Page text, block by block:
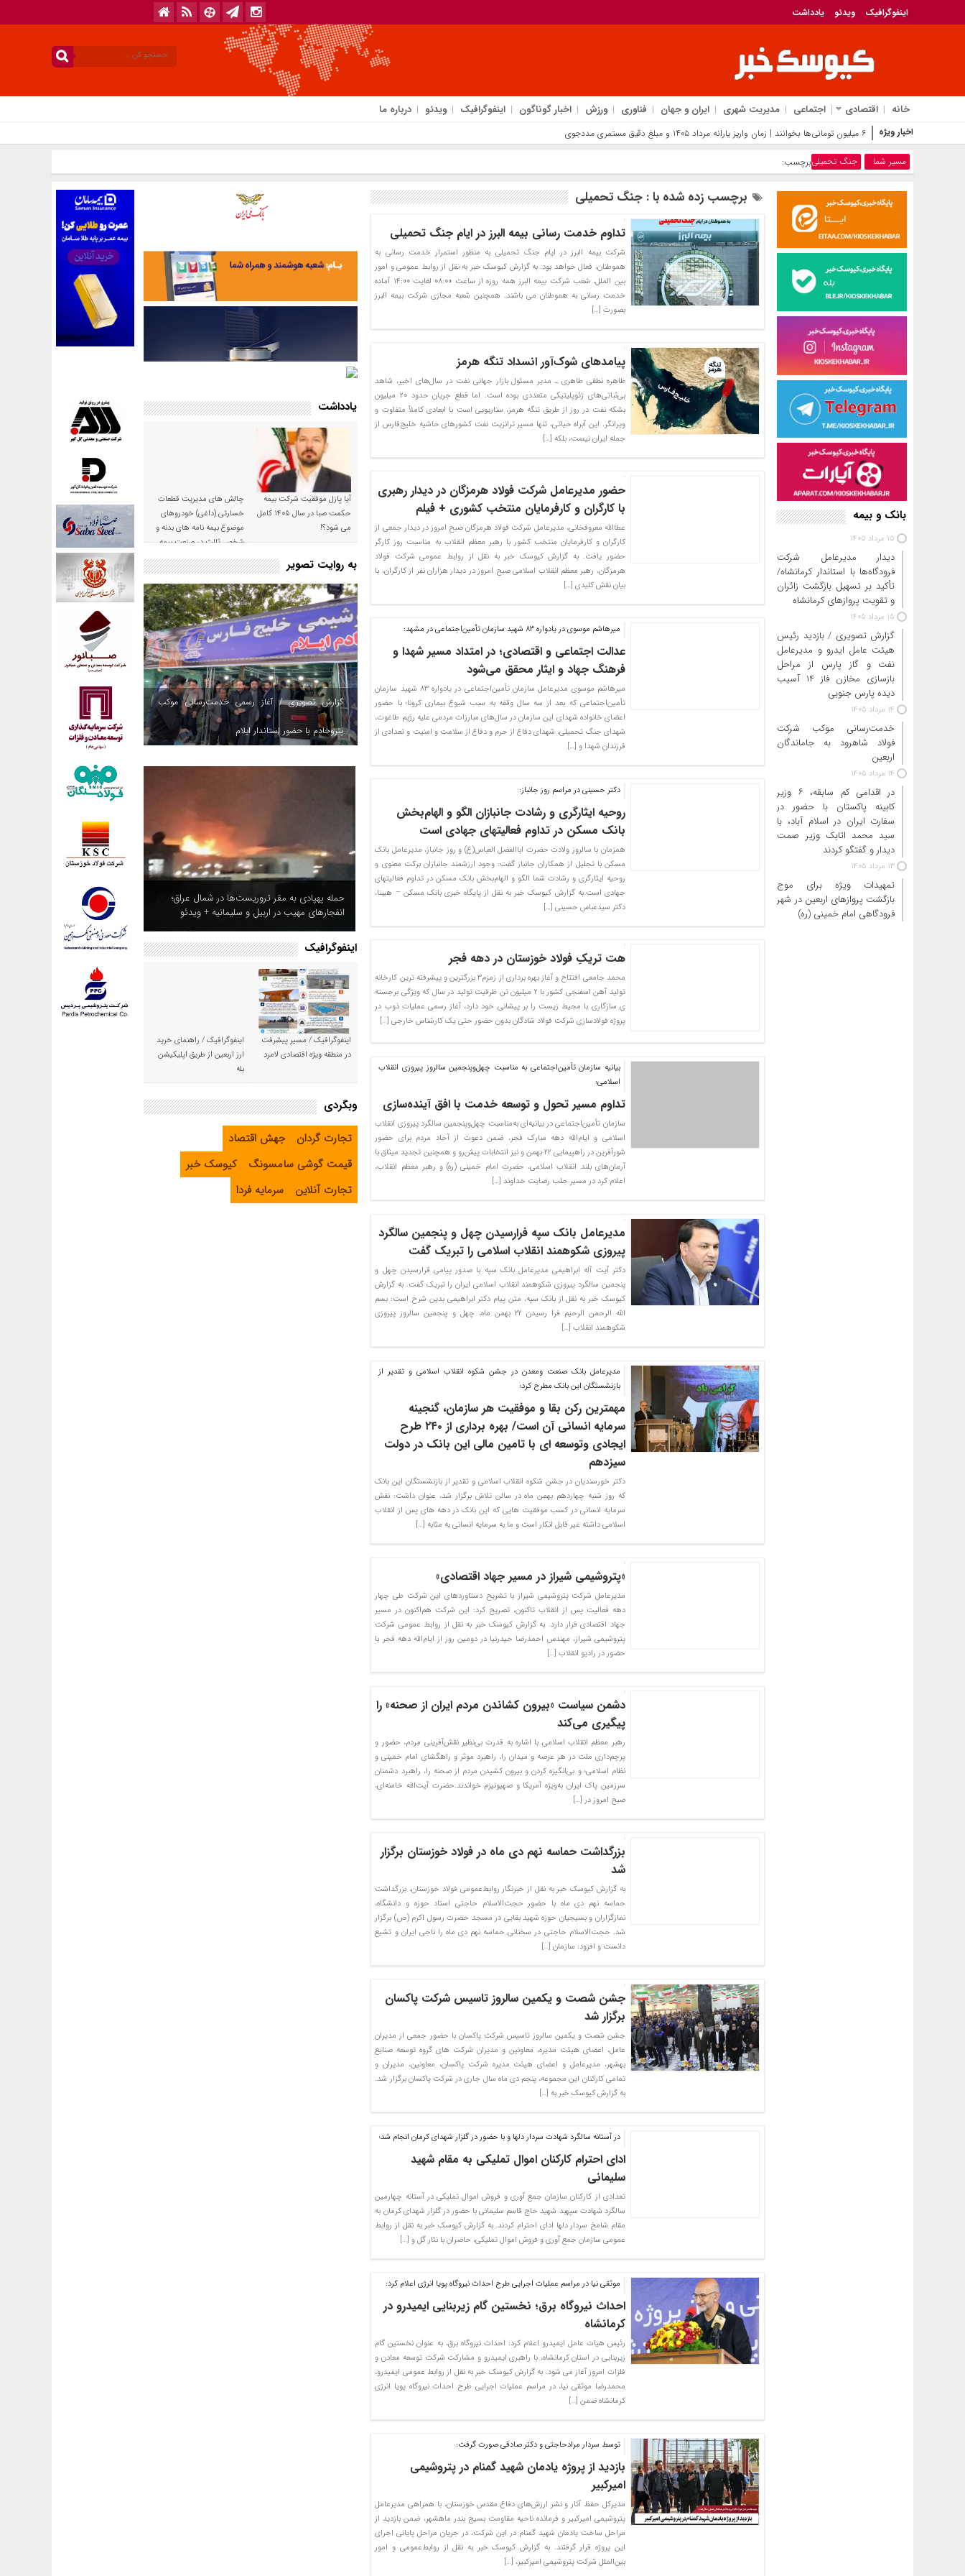
اینفوگرافیک ویدئو یادداشت
خانه اقتصادی اجتماعی مدیریت شهری ایران و جهان فناوری ورزش اخبار گوناگون اینفوگرافیک ویدئو درباره ما
اخبار ویژه ۶ میلیون تومانی‌ها بخوانند | زمان واریز یارانه مرداد ۱۴۰۵ و مبلغ دقیق مستمری مددجویان اعلام شد
مسیر شما برچسب:جنگ تحمیلی
بانک و بیمه
15 مرداد 1405
دیدار مدیرعامل شرکت
فرودگاه‌ها با استاندار کرمانشاه/
تأکید بر تسهیل بازگشت زائران
و تقویت پروازهای کرمانشاه
15 مرداد 1405
گزارش تصویری / بازدید رئیس
هیئت عامل ایدرو و مدیرعامل
نفت و گاز پارس از مراحل
بازسازی مخازن فاز ۱۴ آسیب
دیده پارس جنوبی
14 مرداد 1405
خدمت‌رسانی موکب شرکت
فولاد شاهرود به جاماندگان
اربعین
14 مرداد 1405
در اقدامی کم سابقه، ۶ وزیر
کابینه پاکستان با حضور در
سفارت ایران در اسلام آباد، با
سید محمد اتابک وزیر صمت
دیدار و گفتگو کردند
13 مرداد 1405
تمهیدات ویژه برای موج
بازگشت پروازهای اربعین در شهر
فرودگاهی امام خمینی (ره)
برچسب زده شده با : جنگ تحمیلی
تداوم خدمت رسانی بیمه البرز در ایام جنگ تحمیلی
شرکت بیمه البرز در ایام جنگ تحمیلی به منظور استمرار خدمت رسانی به
هموطنان، فعال خواهد بود. به گزارش کیوسک خبر به نقل از روابط عمومی و امور
بین الملل، شعب شرکت بیمه البرز همه روزه از ساعت ۰۸:۰۰ لغایت ۱۴:۰۰ آماده
خدمت رسانی به هموطنان می باشند. همچنین شعبه مجازی شرکت بیمه البرز
بصورت […]
پیامدهای شوک‌آور انسداد تنگه هرمز
طاهره نطقی طاهری ـ مدیر مسئول بازار جهانی نفت در سال‌های اخیر، شاهد
بی‌ثباتی‌های ژئوپلیتیکی متعددی بوده است. اما قطع جریان حدود ۲۰ میلیون
بشکه نفت در روز از طریق تنگه هرمز، سناریویی است با ابعادی کاملاً متفاوت و
ویرانگر. این آبراه حیاتی، تنها مسیر ترانزیت نفت کشورهای حاشیه خلیج‌فارس از
جمله ایران نیست، بلکه […]
حضور مدیرعامل شرکت فولاد هرمزگان در دیدار رهبری
با کارگران و کارفرمایان منتخب کشوری + فیلم
عطاالله معروفخانی، مدیرعامل شرکت فولاد هرمزگان صبح امروز در دیدار جمعی از
کارگران و کارفرمایان منتخب کشور با رهبر معظم انقلاب به مناسبت روز کارگر
حضور یافت. به گزارش کیوسک خبر به نقل از روابط عمومی شرکت فولاد
هرمزگان، رهبر معظم انقلاب اسلامی صبح امروز در دیدار هزاران نفر از کارگران، با
بیان نقش کلیدی […]
میرهاشم موسوی در یادواره 83 شهید سازمان تأمین‌اجتماعی در مشهد:
عدالت اجتماعی و اقتصادی؛ در امتداد مسیر شهدا و
فرهنگ جهاد و ایثار محقق می‌شود
میرهاشم موسوی مدیرعامل سازمان تأمین‌اجتماعی در یادواره ۸۳ شهید سازمان
تأمین‌اجتماعی که بعد از سه سال وقفه به سبب شیوع بیماری کرونا؛ با حضور
اعضای خانواده شهدای این سازمان در سال‌های مبارزات مردمی علیه رژیم طاغوت،
شهدای جنگ تحمیلی، شهدای دفاع از حرم و دفاع از سلامت و امنیت و تعدادی از
فرزندان شهدا و […]
دکتر حسینی در مراسم روز جانباز:
روحیه ایثارگری و رشادت جانبازان الگو و الهام‌بخش
بانک مسکن در تداوم فعالیتهای جهادی است
همزمان با سالروز ولادت حضرت اباالفضل العباس(ع) و روز جانباز، مدیرعامل بانک
مسکن با تجلیل از همکاران جانباز گفت: وجود ارزشمند جانبازان برکت معنوی و
روحیه ایثارگری و رشادت شما الگو و الهام‌بخش بانک مسکن در تداوم فعالیتهای
جهادی است.به گزارش کیوسک خبر به نقل از پایگاه خبری بانک مسکن – هیبنا،
دکتر سیدعباس حسینی […]
هت تریکِ فولاد خوزستان در دهه فجر
محمد جامعی افتتاح و آغاز بهره برداری از زمزم۳ بزرگترین و پیشرفته ترین کارخانه
تولید آهن اسفنجی کشور با ۲ میلیون تن ظرفیت تولید در سال که ویژگی برجسته
ی سازگاری با محیط زیست را بر پیشانی خود دارد، آغاز رسمی عملیات ذوب در
پروژه فولادسازی شرکت فولاد شادگان بدون حضور حتی یک کارشناس خارجی […]
بیانیه سازمان تأمین‌اجتماعی به مناسبت چهل‌وپنجمین سالروز پیروزی انقلاب
اسلامی؛
تداوم مسیر تحول و توسعه خدمت با افق آینده‌سازی
سازمان تأمین‌اجتماعی در بیانیه‌ای به‌مناسبت چهل‌وپنجمین سالگرد پیروزی انقلاب
اسلامی و ایام‌الله دهه مبارک فجر، ضمن دعوت از آحاد مردم برای حضور
شورآفرین در راهپیمایی ۲۲ بهمن و نیز انتخابات پیش‌رو و همچنین تجدید میثاق با
آرمان‌های بلند انقلاب اسلامی، حضرت امام خمینی (ره) و رهبر معظم انقلاب،
اعلام کرد در مسیر جلب رضایت خداوند […]
مدیرعامل بانک سپه فرارسیدن چهل و پنجمین سالگرد
پیروزی شکوهمند انقلاب اسلامی را تبریک گفت
دکتر آیت آله ابراهیمی مدیرعامل بانک سپه با صدور پیامی فرارسیدن چهل و
پنجمین سالگرد پیروزی شکوهمند انقلاب اسلامی ایران را تبریک گفت. به گزارش
کیوسک خبر به نقل از بانک سپه، متن پیام دکتر ابراهیمی بدین شرح است: بسم
الله الرحمن الرحیم فرا رسیدن ۲۲ بهمن ماه، چهل و پنجمین سالروز پیروزی
شکوهمند انقلاب […]
مدیرعامل بانک صنعت ومعدن در جشن شکوه انقلاب اسلامی و تقدیر از
بازنشستگان این بانک مطرح کرد؛
مهمترین رکن بقا و موفقیت هر سازمان، گنجینه
سرمایه انسانی آن است/ بهره برداری از ۲۴۰ طرح
ایجادی وتوسعه ای با تامین مالی این بانک در دولت
سیزدهم
دکتر خورسندیان در جشن شکوه انقلاب اسلامی و تقدیر از بازنشستگان این بانک
که روز شنبه چهاردهم بهمن ماه در سالن تلاش برگزار شد، عنوان داشت: نقش
سرمایه انسانی در کسب موفقیت هایی که این بانک در دهه های پس از انقلاب
اسلامی داشته غیر قابل انکار است و ما به سرمایه انسانی به مثابه […]
«پتروشیمی شیراز در مسیر جهاد اقتصادی»
مدیرعامل شرکت پتروشیمی شیراز با تشریح دستاوردهای این شرکت طی چهار
دهه فعالیت پس از انقلاب تاکنون، تصریح کرد: این شرکت هم‌اکنون در مسیر
جهاد اقتصادی قرار دارد. به گزارش کیوسک خبر به نقل از روابط عمومی شرکت
پتروشیمی شیراز، مهندس احمدرضا حیدرنیا در دومین روز از ایام‌الله دهه فجر با
حضور در رادیو انقلاب […]
دشمن سیاست «بیرون کشاندن مردم ایران از صحنه» را
پیگیری می‌کند
رهبر معظم انقلاب اسلامی با اشاره به قدرت بی‌نظیر نقش‌آفرینی مردم، حضور و
پرچم‌داری ملت در هر عرصه و میدان را، راهبرد موثر و راهگشای امام خمینی و
نظام اسلامی؛ و بی‌انگیزه کردن و بیرون کشیدن مردم از صحنه را، راهبرد دشمنان
سرزمین پاک ایران به‌ویژه آمریکا و صهیونیزم خواندند.حضرت آیت‌الله خامنه‌ای،
صبح امروز در […]
بزرگداشت حماسه نهم دی ماه در فولاد خوزستان برگزار
شد
به گزارش کیوسک خبر به نقل از خبرنگار روابط‌عمومی فولاد خوزستان، بزرگداشت
حماسه نهم دی ماه با حضور حجت‌الاسلام حاجتی استاد حوزه و دانشگاه،
نمازگزاران و بسیجیان حوزه شهید بقایی در مسجد حضرت رسول اکرم (ص) برگزار
شد. حجت‌الاسلام حاجتی در سخنانی حماسه نهم دی ماه را ناجی ایران و تشیع
دانست و افزود: سازمان […]
جشن شصت و یکمین سالروز تاسیس شرکت پاکسان
برگزار شد
جشن شصت و یکمین سالروز تاسیس شرکت پاکسان با حضور جمعی از مدیران
عامل، اعضای هیئت مدیره، معاونین و مدیران شرکت های گروه توسعه صنایع
بهشهر، مدیرعامل و اعضای هیئت مدیره شرکت پاکسان، معاونین، مدیران و
تمامی کارکنان این مجموعه، پنجم دی ماه سال جاری در شرکت پاکسان برگزار شد.
به گزارش کیوسک خبر به […]
در آستانه سالگرد شهادت سردار دلها و با حضور در گلزار شهدای کرمان انجام شد؛
ادای احترام کارکنان اموال تملیکی به مقام شهید
سلیمانی
تعدادی از کارکنان سازمان جمع آوری و فروش اموال تملیکی در آستانه چهارمین
سالگرد شهادت سپهبد شهید حاج قاسم سلیمانی با حضور در گلزار شهدای کرمان به
مقام شامخ سردار دلها ادای احترام کردند. به گزارش کیوسک خبر به نقل از روابط
عمومی سازمان جمع آوری و فروش اموال تملیکی، حاضران با نثار گل و […]
موثقی نیا در مراسم عملیات اجرایی طرح احداث نیروگاه پویا انرژی اعلام کرد:
احداث نیروگاه برق؛ نخستین گام زیربنایی ایمیدرو در
کرمانشاه
رئیس هیات عامل ایمیدرو اعلام کرد: احداث نیروگاه برق، به عنوان نخستین گام
زیربنایی در استان کرمانشاه، با راهبری ایمیدرو و مشارکت شرکت توسعه معادن و
فلزات امروز آغاز می شود. به گزارش کیوسک خبر به نقل از روابط عمومی ایمیدرو،
محمدرضا موثقی نیا، در مراسم عملیات اجرایی طرح احداث نیروگاه پویا انرژی
کرمانشاه ضمن […]
توسط سردار مرادحاجتی و دکتر صادقی صورت گرفت:
بازدید از پروژه یادمان شهید گمنام در پتروشیمی
امیرکبیر
مدیرکل حفظ آثار و نشر ارزش‌های دفاع مقدس خوزستان، با همراهی مدیرعامل
پتروشیمی امیرکبیر و فرمانده ناحیه مقاومت بسیج بندر ماهشهر، ضمن بازدید از
مراحل ساخت یادمان شهید گمنام در این شرکت، در جریان مراحل پایانی اجرای
این پروژه قرار گرفتند. به گزارش کیوسک خبر به نقل از روابط‌عمومی و امور
بین‌الملل شرکت پتروشیمی امیرکبیر، […]
یادداشت
آیا پازل موفقیت شرکت بیمه
حکمت صبا در سال ۱۴۰۵ کامل
می شود؟!
چالش های مدیریت قطعات
خسارتی (داغی) خودروهای
موضوع بیمه نامه های بدنه و
شخص ثالث در صنعت بیمه
به روایت تصویر
گزارش تصویری / آغاز رسمی خدمت‌رسانی موکب
پتروخادم با حضور استاندار ایلام
حمله پهپادی به مقر تروریست‌ها در شمال عراق؛
انفجارهای مهیب در اربیل و سلیمانیه + ویدئو
اینفوگرافیک
اینفوگرافیک / مسیر پیشرفت
در منطقه ویژه اقتصادی لامرد
اینفوگرافیک / راهنمای خرید
ارز اربعین از طریق اپلیکیشن
بله
وبگردی
تجارت گردان
جهش اقتصاد
قیمت گوشی سامسونگ
کیوسک خبر
تجارت آنلاین
سرمایه فردا